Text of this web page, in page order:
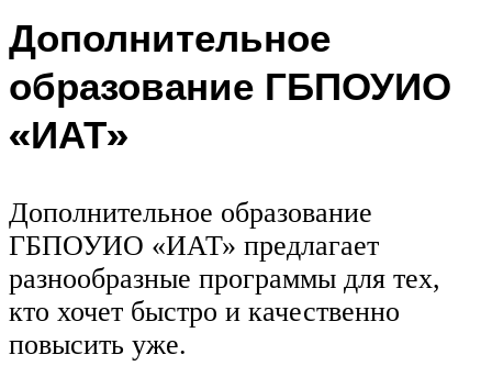
Дополнительное
образование ГБПОУИО
«ИАТ»
Дополнительное образование
ГБПОУИО «ИАТ» предлагает
разнообразные программы для тех,
кто хочет быстро и качественно
повысить уже.